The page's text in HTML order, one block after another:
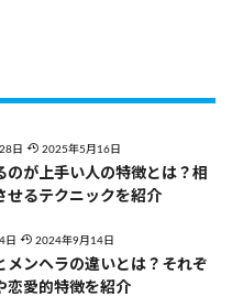
日 2025年5月16日
のが上手い人の特徴とは？相
せるテクニックを紹介
日 2024年9月14日
メンヘラの違いとは？それぞ
恋愛的特徴を紹介